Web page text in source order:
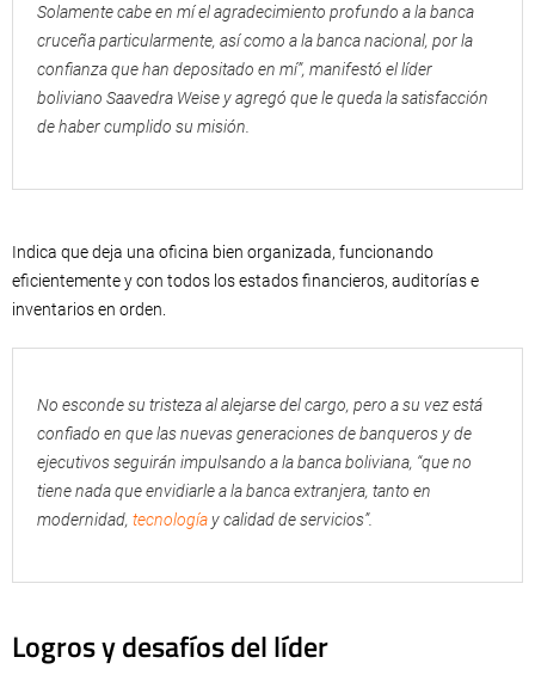
Solamente cabe en mí el agradecimiento profundo a la banca
cruceña particularmente, así como a la banca nacional, por la
confianza que han depositado en mí”, manifestó el líder
boliviano Saavedra Weise y agregó que le queda la satisfacción
de haber cumplido su misión.
Indica que deja una oficina bien organizada, funcionando
eficientemente y con todos los estados financieros, auditorías e
inventarios en orden.
No esconde su tristeza al alejarse del cargo, pero a su vez está
confiado en que las nuevas generaciones de banqueros y de
ejecutivos seguirán impulsando a la banca boliviana, “que no
tiene nada que envidiarle a la banca extranjera, tanto en
modernidad, tecnología y calidad de servicios”.
Logros y desafíos del líder